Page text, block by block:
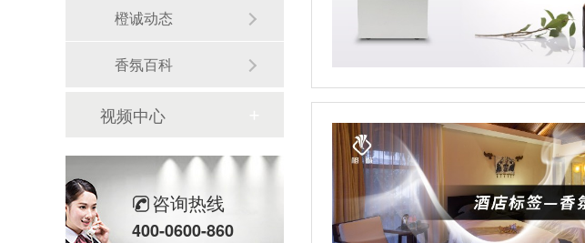
橙诚动态
香氛百科
视频中心
咨询热线
400-0600-860